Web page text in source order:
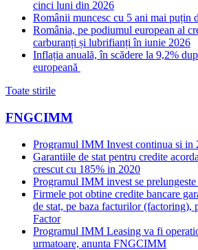
cinci luni din 2026
Românii muncesc cu 5 ani mai puțin
România, pe podiumul european al
carburanți și lubrifianți în iunie 2026
Inflația anuală, în scădere la 9,2%
europeană
Toate stirile
FNGCIMM
Programul IMM Invest continua si in
Garantiile de stat pentru credite
crescut cu 185% in 2020
Programul IMM invest se
Firmele pot obtine credite bancare
de stat, pe baza facturilor
Factor
Programul IMM Leasing va fi
urmatoare, anunta FNGCIMM